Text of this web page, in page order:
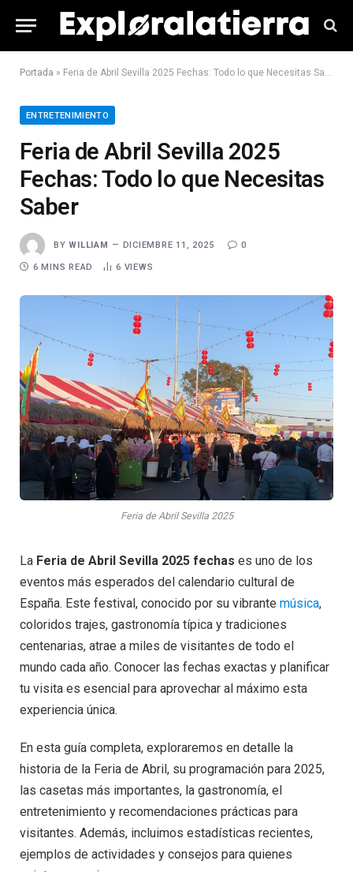
Portada » Feria de Abril Sevilla 2025 Fechas: Todo lo que Necesitas Saber
ENTRETENIMIENTO
Feria de Abril Sevilla 2025
Fechas: Todo lo que Necesitas
Saber
BY WILLIAM DICIEMBRE 11, 2025 0
6 MINS READ 6 VIEWS
Feria de Abril Sevilla 2025
La Feria de Abril Sevilla 2025 fechas es uno de los
eventos más esperados del calendario cultural de
España. Este festival, conocido por su vibrante música,
coloridos trajes, gastronomía típica y tradiciones
centenarias, atrae a miles de visitantes de todo el
mundo cada año. Conocer las fechas exactas y planificar
tu visita es esencial para aprovechar al máximo esta
experiencia única.
En esta guía completa, exploraremos en detalle la
historia de la Feria de Abril, su programación para 2025,
las casetas más importantes, la gastronomía, el
entretenimiento y recomendaciones prácticas para
visitantes. Además, incluimos estadísticas recientes,
ejemplos de actividades y consejos para quienes